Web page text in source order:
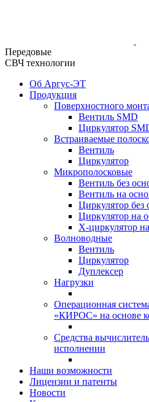
Передовые
СВЧ технологии
Об Аргус-ЭТ
Продукция
Поверхностного
Вентиль SMD
Циркулятор
Встраиваемые
Вентиль
Циркулятор
Микрополосковые
Вентиль без
Вентиль на
Циркулятор без
Циркулятор на
Х-циркулятор
Волноводные
Вентиль
Циркулятор
Дуплексер
Нагрузки
Операционная
«КИРОС» на основе
Средства
исполнении
Наши возможности
Лицензии и патенты
Новости